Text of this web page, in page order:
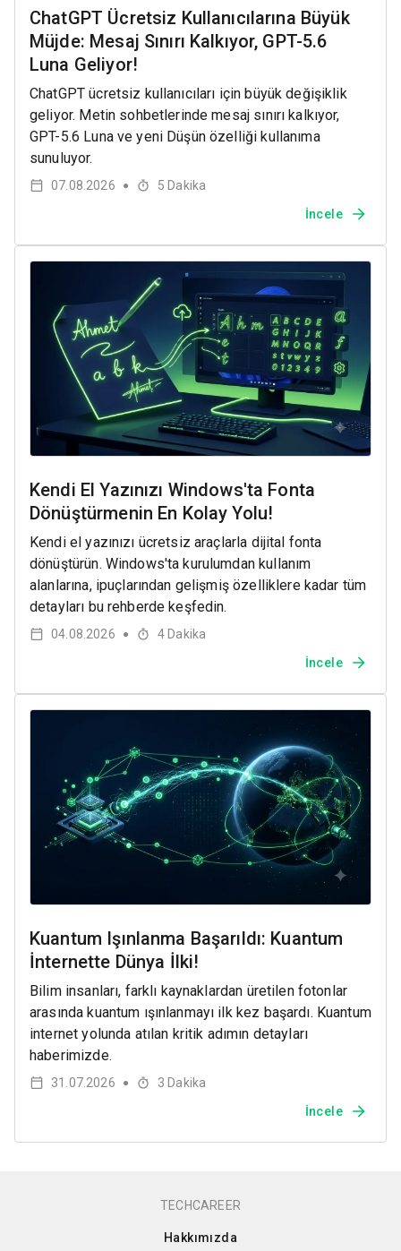
ChatGPT Ücretsiz Kullanıcılarına Büyük
Müjde: Mesaj Sınırı Kalkıyor, GPT-5.6
Luna Geliyor!
ChatGPT ücretsiz kullanıcıları için büyük değişiklik
geliyor. Metin sohbetlerinde mesaj sınırı kalkıyor,
GPT-5.6 Luna ve yeni Düşün özelliği kullanıma
sunuluyor.
07.08.2026 ● 5 Dakika
İncele
Kendi El Yazınızı Windows'ta Fonta
Dönüştürmenin En Kolay Yolu!
Kendi el yazınızı ücretsiz araçlarla dijital fonta
dönüştürün. Windows'ta kurulumdan kullanım
alanlarına, ipuçlarından gelişmiş özelliklere kadar tüm
detayları bu rehberde keşfedin.
04.08.2026 ● 4 Dakika
İncele
Kuantum Işınlanma Başarıldı: Kuantum
İnternette Dünya İlki!
Bilim insanları, farklı kaynaklardan üretilen fotonlar
arasında kuantum ışınlanmayı ilk kez başardı. Kuantum
internet yolunda atılan kritik adımın detayları
haberimizde.
31.07.2026 ● 3 Dakika
İncele
TECHCAREER
Hakkımızda